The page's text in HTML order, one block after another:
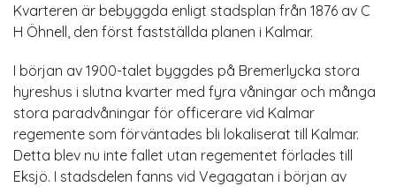
Kvarteren är bebyggda enligt stadsplan från 1876 av C
H Öhnell, den först fastställda planen i Kalmar.
I början av 1900-talet byggdes på Bremerlycka stora
hyreshus i slutna kvarter med fyra våningar och många
stora paradvåningar för officerare vid Kalmar
regemente som förväntades bli lokaliserat till Kalmar.
Detta blev nu inte fallet utan regementet förlades till
Eksjö. I stadsdelen fanns vid Vegagatan i början av